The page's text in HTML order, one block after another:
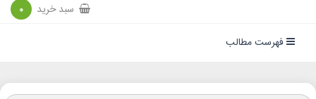
سبد خرید 0
فهرست مطالب